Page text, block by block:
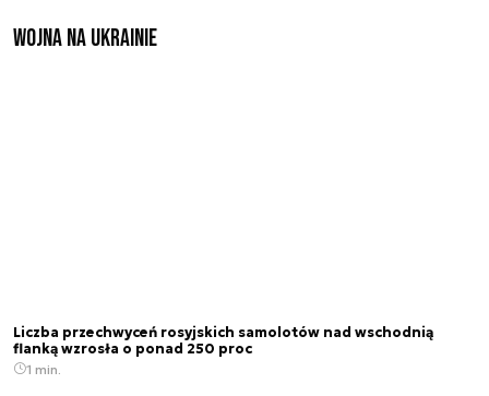
Wojna na Ukrainie
Liczba przechwyceń rosyjskich samolotów nad wschodnią
flanką wzrosła o ponad 250 proc
1 min.